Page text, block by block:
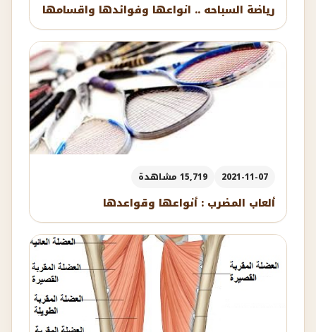
رياضة السباحه .. انواعها وفوائدها واقسامها
2021-11-07 15,719 مشاهدة
ألعاب المضرب : أنواعها وقواعدها